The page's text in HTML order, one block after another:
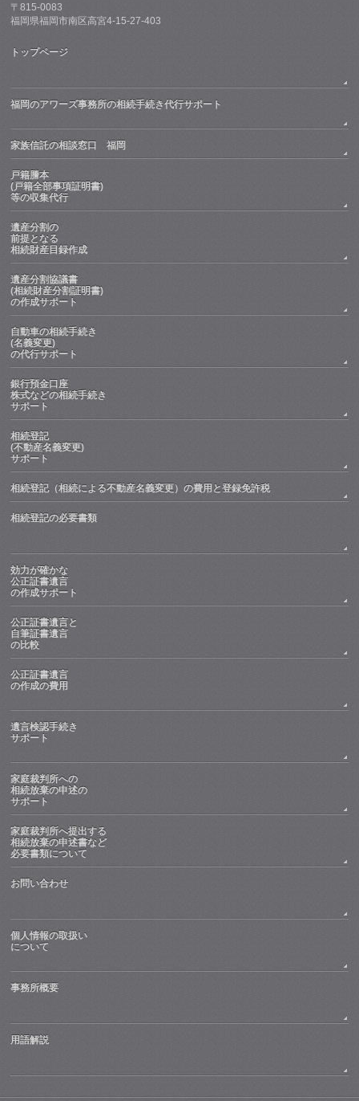
〒815-0083
福岡県福岡市南区高宮4-15-27-403
トップページ
福岡のアワーズ事務所の相続手続き代行サポート
家族信託の相談窓口 福岡
戸籍謄本
(戸籍全部事項証明書)
等の収集代行
遺産分割の
前提となる
相続財産目録作成
遺産分割協議書
(相続財産分割証明書)
の作成サポート
自動車の相続手続き
(名義変更)
の代行サポート
銀行預金口座
株式などの相続手続き
サポート
相続登記
(不動産名義変更)
サポート
相続登記（相続による不動産名義変更）の費用と登録免許税
相続登記の必要書類
効力が確かな
公正証書遺言
の作成サポート
公正証書遺言と
自筆証書遺言
の比較
公正証書遺言
の作成の費用
遺言検認手続き
サポート
家庭裁判所への
相続放棄の申述の
サポート
家庭裁判所へ提出する
相続放棄の申述書など
必要書類について
お問い合わせ
個人情報の取扱い
について
事務所概要
用語解説